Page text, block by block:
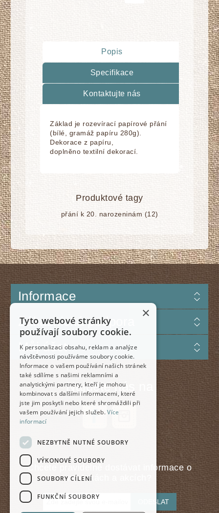
Popis
Specifikace
Kontaktujte nás
Základ je rozevírací papírové přání
(bílé, gramáž papíru 280g).
Dekorace z papíru,
doplnĕno textilní dekorací.
Produktové tagy
přání k 20. narozeninám (12)
Informace
Zákaznická podpora
Můj účet
Najdete nás na
Chcete pravidelně dostávat informace o
novinkách a akcích?
ODESLAT
×
Tyto webové stránky
používají soubory cookie.
K personalizaci obsahu, reklam a analýze
návštěvnosti používáme soubory cookie.
Informace o vašem používání našich stránek
také sdílíme s našimi reklamními a
analytickými partnery, kteří je mohou
kombinovat s dalšími informacemi, které
jste jim poskytli nebo které shromáždili při
vašem používání jejich služeb.Více
informací
NEZBYTNĚ NUTNÉ SOUBORY
VÝKONOVÉ SOUBORY
SOUBORY CÍLENÍ
FUNKČNÍ SOUBORY